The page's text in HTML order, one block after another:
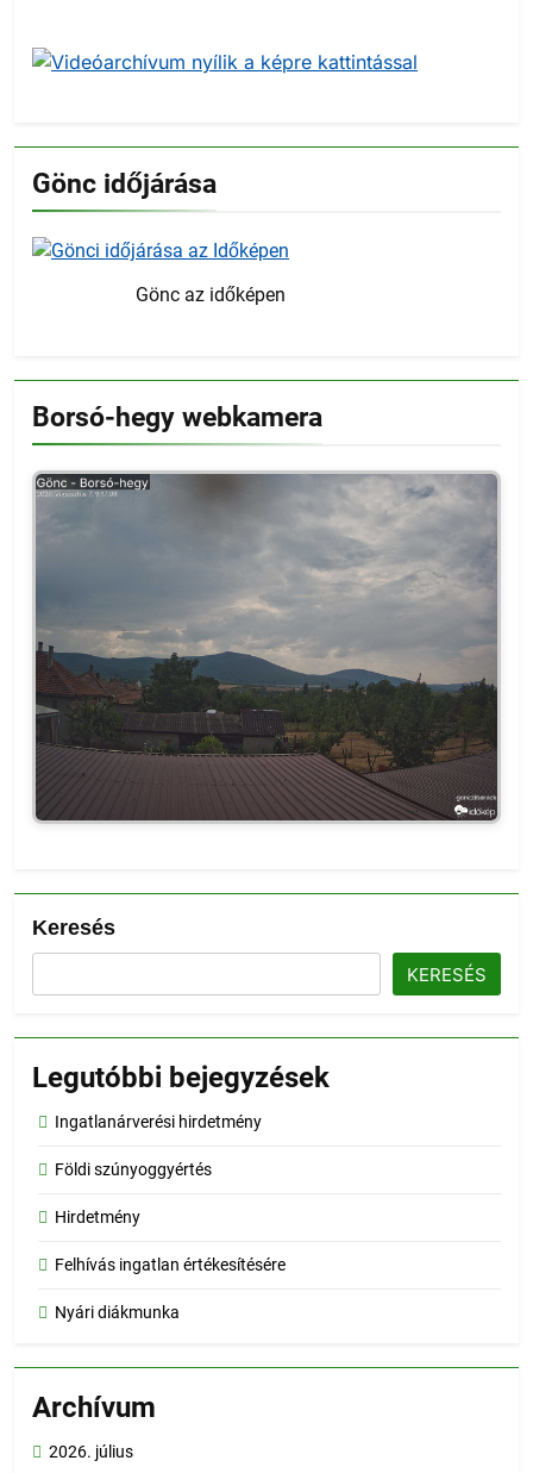
Gönc időjárása
Gönc az időképen
Borsó-hegy webkamera
Keresés
KERESÉS
Legutóbbi bejegyzések
Ingatlanárverési hirdetmény
Földi szúnyoggyértés
Hirdetmény
Felhívás ingatlan értékesítésére
Nyári diákmunka
Archívum
2026. július